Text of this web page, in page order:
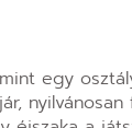
egy
nyilvánosan